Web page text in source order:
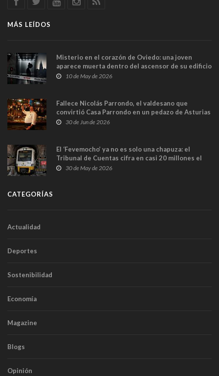
MÁS LEÍDOS
Misterio en el corazón de Oviedo: una joven
aparece muerta dentro del ascensor de su edificio
y las cámaras captan sus últimos minutos
10 de May de 2026
Fallece Nicolás Parrondo, el valdesano que
convirtió Casa Parrondo en un pedazo de Asturias
en Madrid
30 de Jun de 2026
El ‘Fevemocho’ ya no es solo una chapuza: el
Tribunal de Cuentas cifra en casi 20 millones el
sobrecoste de los trenes que no cabían por los
30 de May de 2026
CATEGORÍAS
Actualidad
Deportes
Sostenibilidad
Economía
Magazine
Blogs
Opinión